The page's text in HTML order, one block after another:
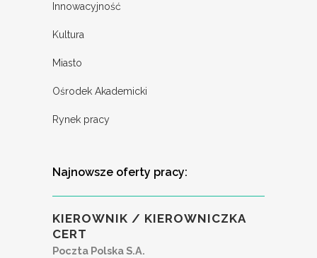
Innowacyjność
Kultura
Miasto
Ośrodek Akademicki
Rynek pracy
Najnowsze oferty pracy:
KIEROWNIK / KIEROWNICZKA
CERT
Poczta Polska S.A.